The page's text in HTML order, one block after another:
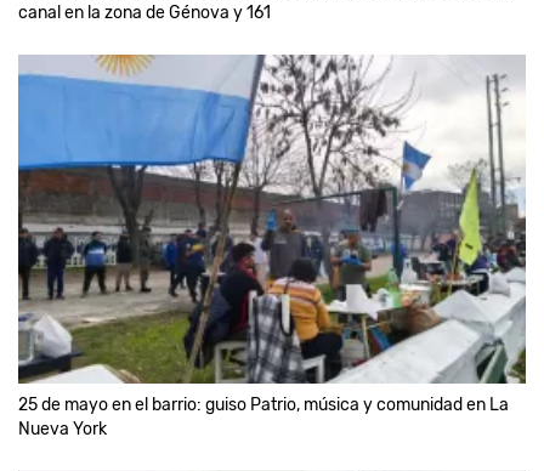
canal en la zona de Génova y 161
25 de mayo en el barrio: guiso Patrio, música y comunidad en La
Nueva York